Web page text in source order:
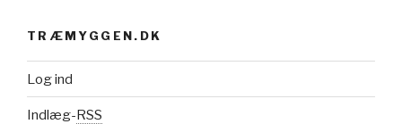
TRÆMYGGEN.DK
Log ind
Indlæg-RSS